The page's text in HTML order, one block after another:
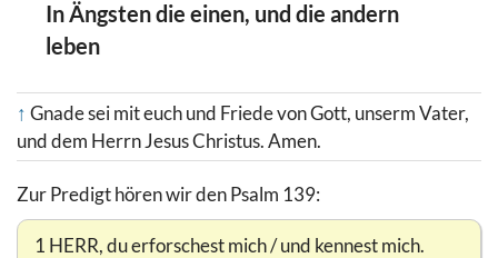
In Ängsten die einen, und die andern
leben
↑ Gnade sei mit euch und Friede von Gott, unserm Vater,
und dem Herrn Jesus Christus. Amen.
Zur Predigt hören wir den Psalm 139:
1 HERR, du erforschest mich / und kennest mich.